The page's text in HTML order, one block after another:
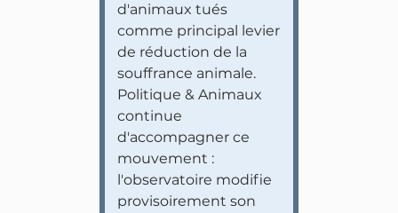
d'animaux tués
comme principal levier
de réduction de la
souffrance animale.
Politique & Animaux
continue
d'accompagner ce
mouvement :
l'observatoire modifie
provisoirement son